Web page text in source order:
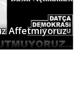
Affetmiyoruz